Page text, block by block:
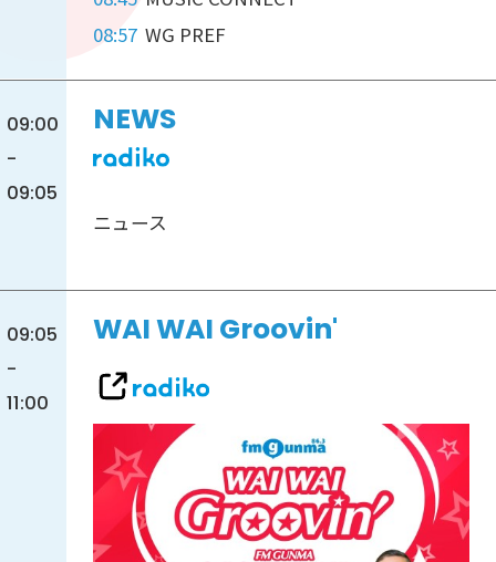
08:57 WG PREF
09:00
-
09:05
NEWS
ニュース
09:05
-
11:00
WAI WAI Groovin'